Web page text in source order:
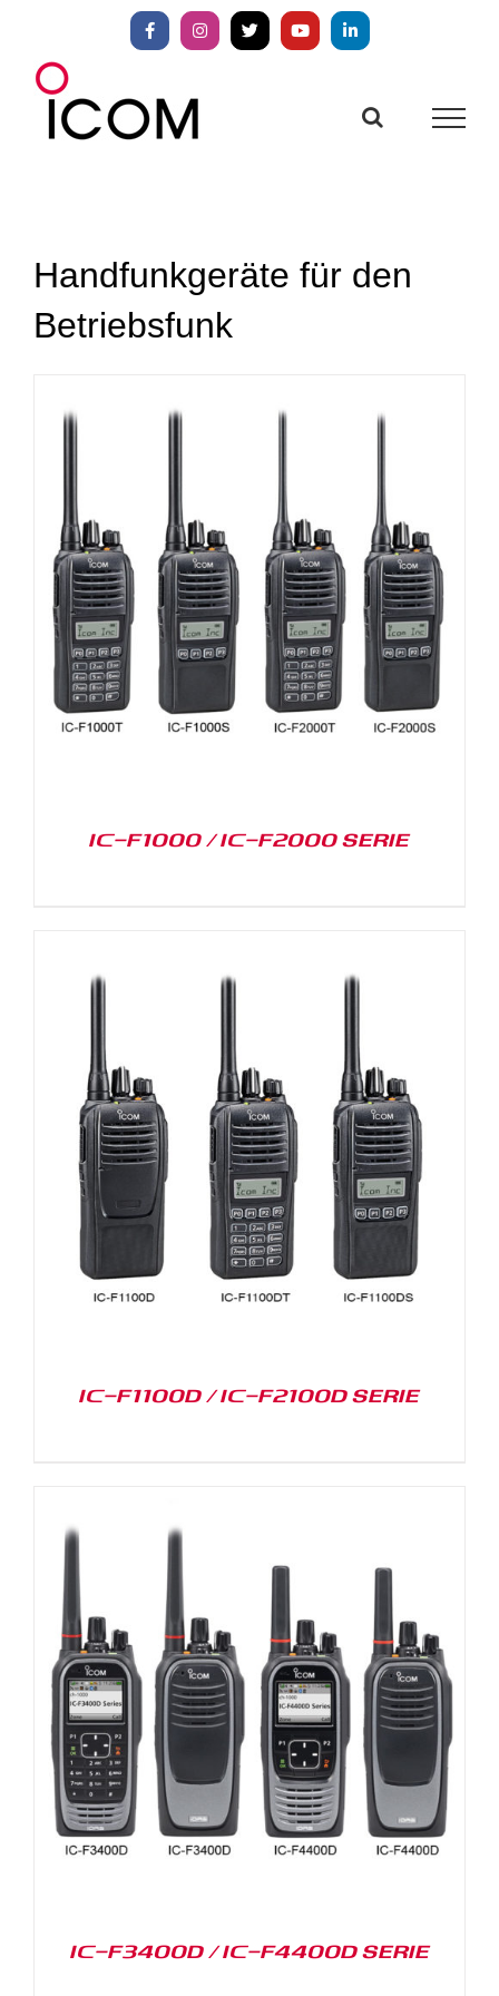
springen
FacebookInstagram
X YouTubeLinkedIn
Handfunkgeräte für den
Betriebsfunk
IC-F1000 / IC-F2000 SERIE
IC-F1100D / IC-F2100D SERIE
IC-F3400D / IC-F4400D SERIE